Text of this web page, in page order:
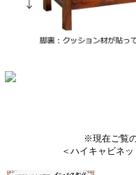
※現在ご覧
＜ハイキャビネ